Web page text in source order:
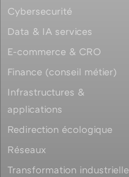
Cybersecurité
Data & IA services
E-commerce & CRO
Finance (conseil métier)
Infrastructures &
applications
Redirection écologique
Réseaux
Transformation industrielle